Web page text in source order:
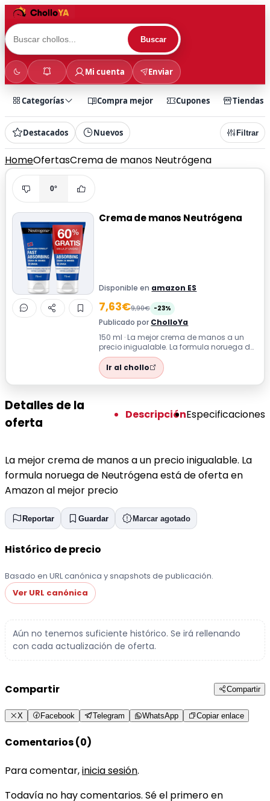
Buscar
Mi cuenta Enviar
Categorías Compra mejor Cupones Tiendas
Destacados Nuevos Filtrar
HomeOfertasCrema de manos Neutrógena
0°
Crema de manos Neutrógena
Disponible en amazon ES
7,63€9,90€ -23%
Publicado por CholloYa
150 ml · La mejor crema de manos a un
precio inigualable. La formula noruega de
Neutrógena está de oferta en Amazon a...
Ir al chollo
Detalles de la
oferta
DescripciónEspecificaciones
La mejor crema de manos a un precio inigualable. La
formula noruega de Neutrógena está de oferta en
Amazon al mejor precio
Reportar Guardar Marcar agotado
Histórico de precio
Basado en URL canónica y snapshots de publicación.
Ver URL canónica
Aún no tenemos suficiente histórico. Se irá rellenando
con cada actualización de oferta.
Compartir Compartir
X Facebook Telegram WhatsApp Copiar enlace
Comentarios (0)
Para comentar,inicia sesión.
Todavía no hay comentarios. Sé el primero en